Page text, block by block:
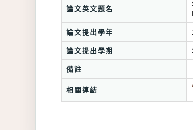
論文英文題名
論文提出學年
論文提出學期
備註
相關連結